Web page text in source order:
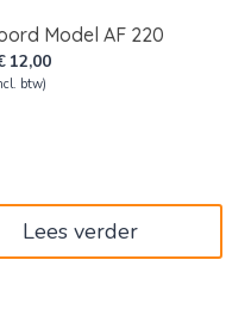
Model AF 220
12,00Huidige
btw)
Lees verder